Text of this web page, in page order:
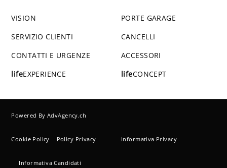
VISION
SERVIZIO CLIENTI
CONTATTI E URGENZE
lifeEXPERIENCE
PORTE GARAGE
CANCELLI
ACCESSORI
lifeCONCEPT
Powered ByAdvAgency.ch
Cookie Policy Policy Privacy Informativa Privacy
Informativa Candidati